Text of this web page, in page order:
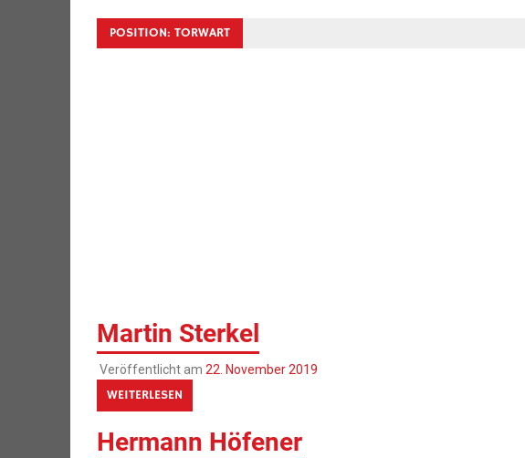
POSITION: TORWART
Martin Sterkel
Veröffentlicht am 22. November 2019
WEITERLESEN
Hermann Höfener